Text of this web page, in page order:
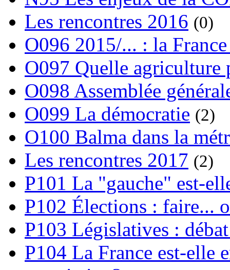
Les rencontres 2016 (0)
O096 2015/... : la
O097 Quelle agriculture
O098 Assemblée
O099 La démocratie (2)
O100 Balma dans la
Les rencontres 2017 (2)
P101 La "gauche" est-
P102 Élections : faire...
P103 Législatives :
P104 La France est-elle